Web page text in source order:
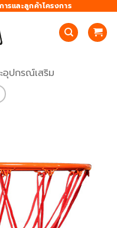
รและลูกค้าโครงการ
อุปกรณ์เสริม